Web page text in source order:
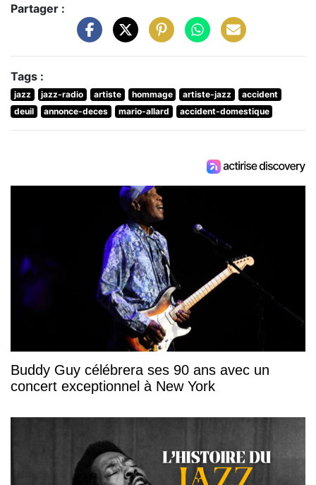
Partager :
Tags :
jazz jazz-radio artiste hommage artiste-jazz
accident
deuil
annonce-deces mario-allard accident-domestique
Buddy Guy célébrera ses 90 ans avec un
concert exceptionnel à New York